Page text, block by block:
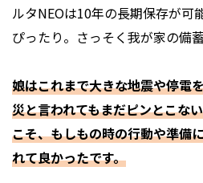
ルタNEOは10年の長期保存が可
ぴったり。さっそく我が家の備
娘はこれまで大きな地震や停電
災と言われてもまだピンとこな
こそ、もしもの時の行動や準備
れて良かったです。